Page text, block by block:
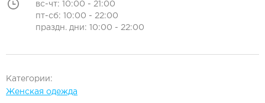
вс-чт: 10:00 - 21:00
пт-сб: 10:00 - 22:00
праздн. дни: 10:00 - 22:00
Категории:
Женская одежда